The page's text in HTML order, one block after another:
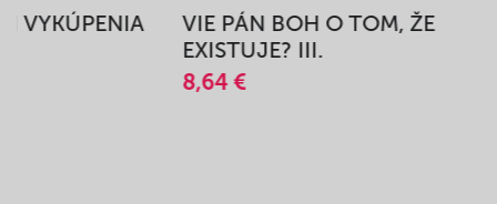
VYKÚPENIA
VIE PÁN BOH O TOM, ŽE
EXISTUJE? III.
8,64 €